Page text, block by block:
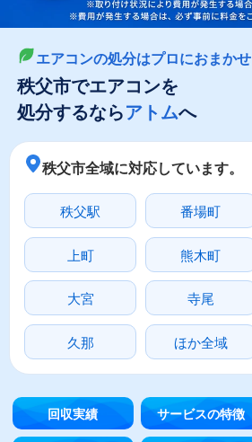
エアコンの処分はプロにおまかせ
秩父市でエアコンを
処分するならアトムへ
秩父市全域に対応しています。
秩父駅 番場町
上町 熊木町
大宮 寺尾
久那 ほか全域
回収実績 サービスの特徴